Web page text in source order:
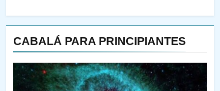
CABALÁ PARA PRINCIPIANTES